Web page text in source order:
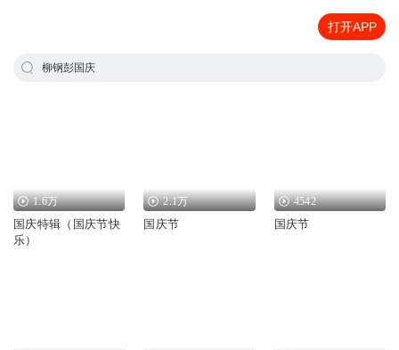
打开APP
柳钢彭国庆
1.6万
国庆特辑（国庆节快
乐）
2.1万
国庆节
4542
国庆节